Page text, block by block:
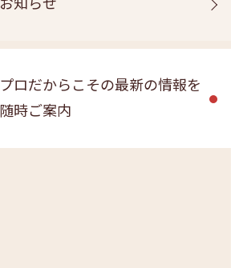
お知らせ
プロだからこその最新の情報を
随時ご案内